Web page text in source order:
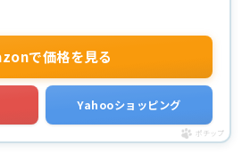
で価格を見る
Yahooショッピング
ポチップ